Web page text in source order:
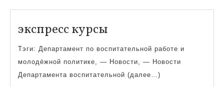
экспресс курсы
курсы
Тэги: Департамент по воспитательной работе и
молодёжной политике, — Новости, — Новости
Департамента воспитательной (далее…)